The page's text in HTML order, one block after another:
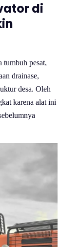
di
tumbuh pesat,
drainase,
desa. Oleh
karena alat ini